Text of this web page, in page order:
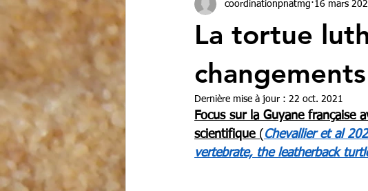
La tortue
coordinationpnatmg 16 mars
Dernière mise à jour : 22 oct. 2021
Focus sur la Guyane française
scientifique ( Chevallier et al
vertebrate, the leatherback